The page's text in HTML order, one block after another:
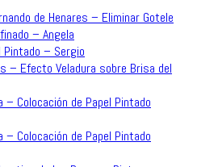
de Henares – Eliminar Gotele
– Angela
Pintado – Sergio
– Efecto Veladura sobre Brisa del
– Colocación de Papel Pintado
– Colocación de Papel Pintado